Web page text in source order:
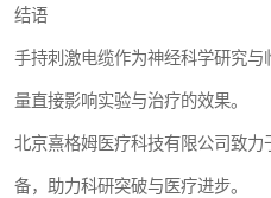
结语
手持刺激电缆作为神经科学研究
量直接影响实验与治疗的效果。
北京熹格姆医疗科技有限公司致
备，助力科研突破与医疗进步。